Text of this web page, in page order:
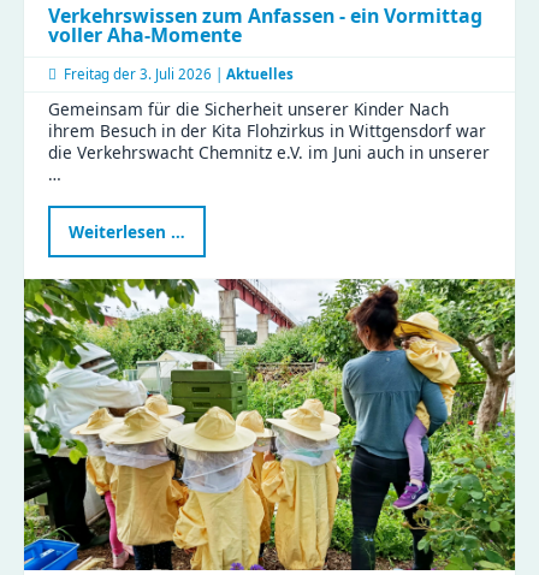
Verkehrswissen zum Anfassen - ein Vormittag
voller Aha-Momente
Freitag der 3. Juli 2026 | Aktuelles
Gemeinsam für die Sicherheit unserer Kinder Nach
ihrem Besuch in der Kita Flohzirkus in Wittgensdorf war
die Verkehrswacht Chemnitz e.V. im Juni auch in unserer
…
Weiterlesen …
zum
Anfassen
-
ein
Vormittag
voller
Aha-
Momente